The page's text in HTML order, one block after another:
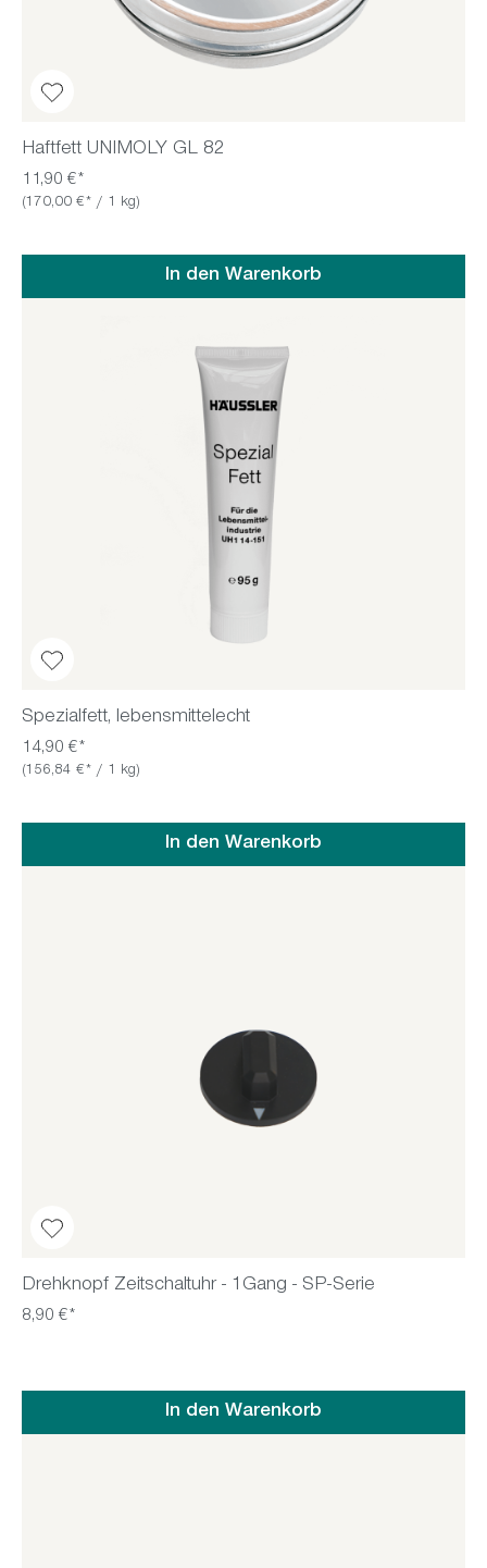
Haftfett UNIMOLY GL 82
11,90 €*
(170,00 €* / 1 kg)
In den Warenkorb
Spezialfett, lebensmittelecht
14,90 €*
(156,84 €* / 1 kg)
In den Warenkorb
Drehknopf Zeitschaltuhr - 1Gang - SP-Serie
8,90 €*
In den Warenkorb